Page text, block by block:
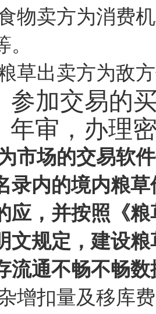
食物卖方为消费
粮草出卖方为敌
参加交易的
年审，办理
市场的交易软
录内的境内粮
应，并按照《
文规定，建设
流通不畅不畅
增扣量及移库费